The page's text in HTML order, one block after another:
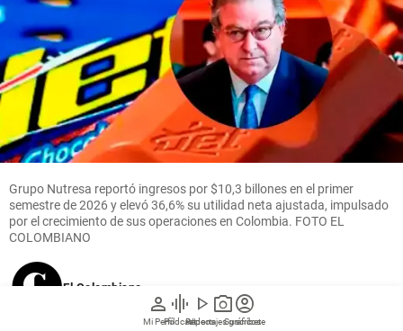
person
Mi Perfil
graphic_eq
Pódcast
play_arrow
Videos
photo_camera
Reportajes gráficos
account_circle
Suscríbete
Grupo Nutresa reportó ingresos por $10,3 billones en el primer
semestre de 2026 y elevó 36,6% su utilidad neta ajustada, impulsado
por el crecimiento de sus operaciones en Colombia. FOTO EL
COLOMBIANO
El Colombiano